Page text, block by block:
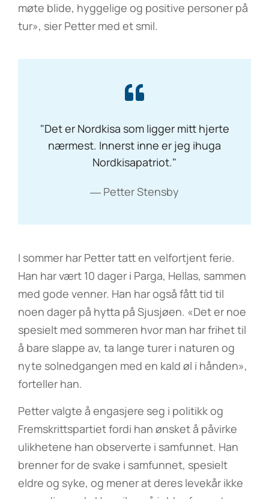
møte blide, hyggelige og positive personer på
tur», sier Petter med et smil.
"Det er Nordkisa som ligger mitt hjerte
nærmest. Innerst inne er jeg ihuga
Nordkisapatriot."
― Petter Stensby
I sommer har Petter tatt en velfortjent ferie.
Han har vært 10 dager i Parga, Hellas, sammen
med gode venner. Han har også fått tid til
noen dager på hytta på Sjusjøen. «Det er noe
spesielt med sommeren hvor man har frihet til
å bare slappe av, ta lange turer i naturen og
nyte solnedgangen med en kald øl i hånden»,
forteller han.
Petter valgte å engasjere seg i politikk og
Fremskrittspartiet fordi han ønsket å påvirke
ulikhetene han observerte i samfunnet. Han
brenner for de svake i samfunnet, spesielt
eldre og syke, og mener at deres levekår ikke